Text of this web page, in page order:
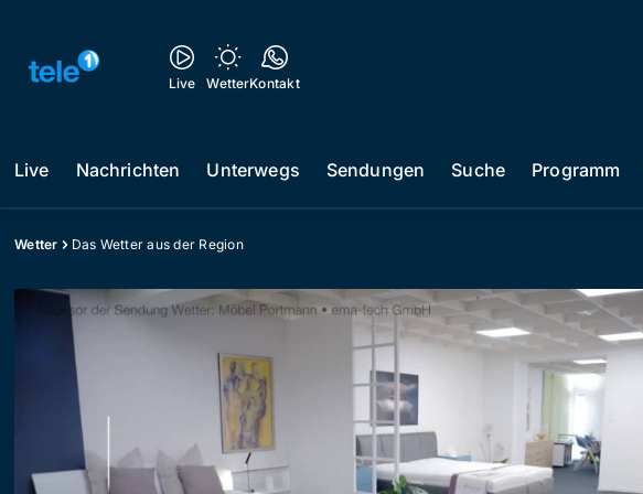
Live WetterKontakt
Live Nachrichten Unterwegs Sendungen Suche Programm
Wetter Das Wetter aus der Region